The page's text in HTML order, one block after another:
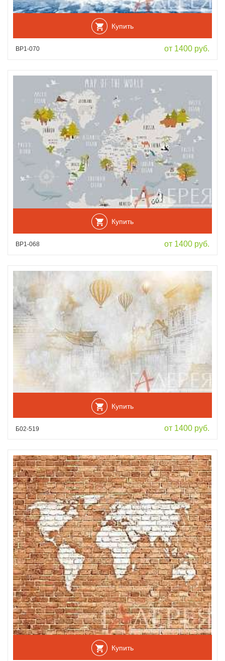
Купить
ВР1-070 от 1400 руб.
Купить
ВР1-068 от 1400 руб.
Купить
Б02-519 от 1400 руб.
Купить